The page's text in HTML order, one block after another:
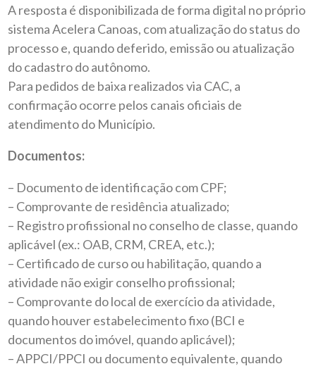
A resposta é disponibilizada de forma digital no próprio
sistema Acelera Canoas, com atualização do status do
processo e, quando deferido, emissão ou atualização
do cadastro do autônomo.
Para pedidos de baixa realizados via CAC, a
confirmação ocorre pelos canais oficiais de
atendimento do Município.
Documentos:
– Documento de identificação com CPF;
– Comprovante de residência atualizado;
– Registro profissional no conselho de classe, quando
aplicável (ex.: OAB, CRM, CREA, etc.);
– Certificado de curso ou habilitação, quando a
atividade não exigir conselho profissional;
– Comprovante do local de exercício da atividade,
quando houver estabelecimento fixo (BCI e
documentos do imóvel, quando aplicável);
– APPCI/PPCI ou documento equivalente, quando